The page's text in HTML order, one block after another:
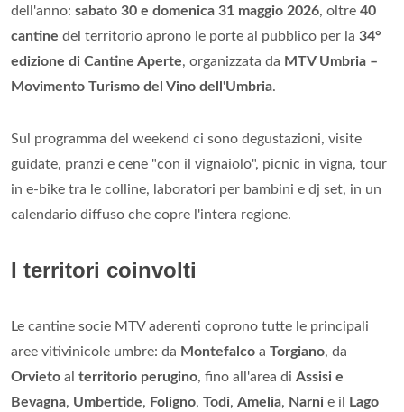
dell'anno: sabato 30 e domenica 31 maggio 2026, oltre 40
cantine del territorio aprono le porte al pubblico per la 34°
edizione di Cantine Aperte, organizzata da MTV Umbria –
Movimento Turismo del Vino dell'Umbria.
Sul programma del weekend ci sono degustazioni, visite
guidate, pranzi e cene "con il vignaiolo", picnic in vigna, tour
in e-bike tra le colline, laboratori per bambini e dj set, in un
calendario diffuso che copre l'intera regione.
I territori coinvolti
Le cantine socie MTV aderenti coprono tutte le principali
aree vitivinicole umbre: da Montefalco a Torgiano, da
Orvieto al territorio perugino, fino all'area di Assisi e
Bevagna, Umbertide, Foligno, Todi, Amelia, Narni e il
Lago